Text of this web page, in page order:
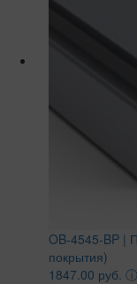
OB-4545-BP |
покрытия)
1847.00 руб. ⓘ